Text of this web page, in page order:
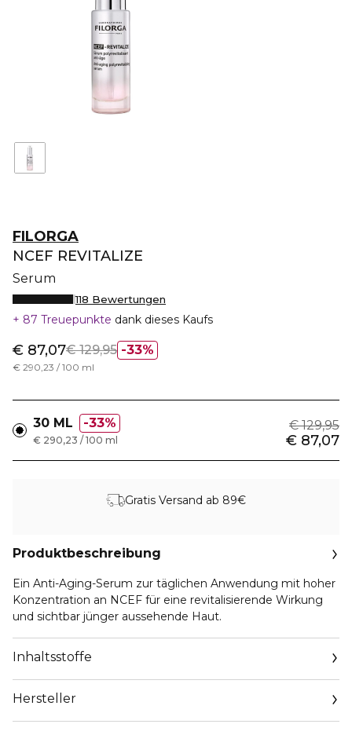
FILORGA
NCEF REVITALIZE
Serum
118 Bewertungen
87 Treuepunkte dank dieses Kaufs
33%
€ 87,07€ 129,95
€ 290,23 / 100 ml
30 ML 33% € 129,95
€ 87,07
€ 290,23 / 100 ml
Gratis Versand ab 89€
Produktbeschreibung
Ein Anti-Aging-Serum zur täglichen Anwendung mit hoher
Konzentration an NCEF für eine revitalisierende Wirkung
und sichtbar jünger aussehende Haut.
Inhaltsstoffe
Hersteller